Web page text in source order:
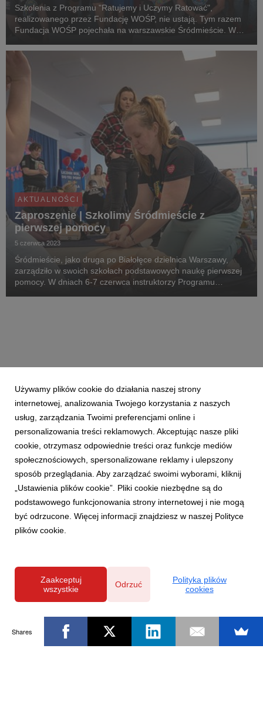
Szkolenia z Programu "Ratujemy i Uczymy Ratować",
realizowanego przez Fundację WOŚP, nie ustają. Tym razem
Fundacja WOŚP pojechała na warszawskie Śródmieście. W
spotkało się, aby poszerzyć swoją wiedzę na temat pi...
AKTUALNOŚCI
Zaproszenie | Szkolimy Śródmieście z
pierwszej pomocy
5 czerwca 2023
Śródmieście, jako druga po Białołęce dzielnica Warszawy,
zarządziło w swoich szkołach podstawowych naukę pierwszej
pomocy. W dniach 6-7 czerwca instruktorzy Programu
Powered by
Używamy plików cookie do działania naszej strony
internetowej, analizowania Twojego korzystania z naszych
usług, zarządzania Twoimi preferencjami online i
personalizowania treści reklamowych. Akceptując nasze pliki
cookie, otrzymasz odpowiednie treści oraz funkcje mediów
społecznościowych, spersonalizowane reklamy i ulepszony
sposób przeglądania. Aby zarządzać swoimi wyborami, kliknij
„Ustawienia plików cookie”. Pliki cookie niezbędne są do
podstawowego funkcjonowania strony internetowej i nie mogą
być odrzucone. Więcej informacji znajdziesz w naszej Polityce
plików cookie.
Zaakceptuj
wszystkie
Odrzuć
Polityka plików
cookies
Shares